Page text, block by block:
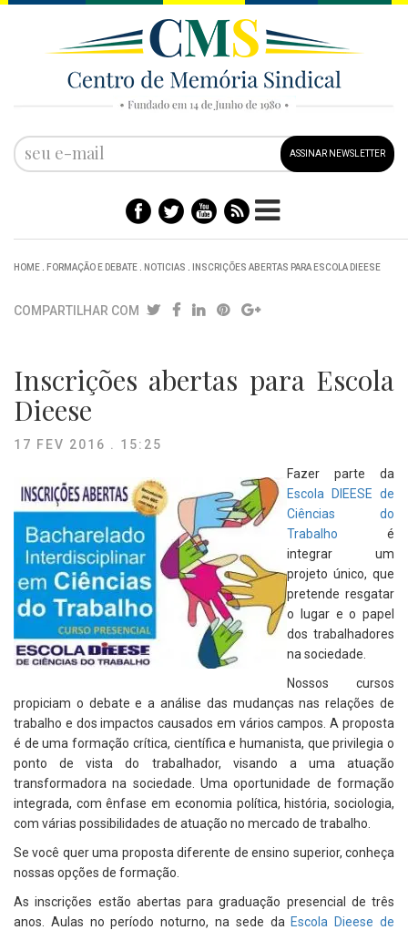
ASSINAR NEWSLETTER
HOME FORMAÇÃO E DEBATE NOTICIAS INSCRIÇÕES ABERTAS PARA ESCOLA DIEESE
COMPARTILHAR COM
Inscrições abertas para Escola
Dieese
17 FEV 2016 . 15:25
Fazer parte da
Escola DIEESE de
Ciências do
Trabalho é
integrar um
projeto único, que
pretende resgatar
o lugar e o papel
dos trabalhadores
na sociedade.
Nossos cursos
propiciam o debate e a análise das mudanças nas relações de
trabalho e dos impactos causados em vários campos. A proposta
é de uma formação crítica, científica e humanista, que privilegia o
ponto de vista do trabalhador, visando a uma atuação
transformadora na sociedade. Uma oportunidade de formação
integrada, com ênfase em economia política, história, sociologia,
com várias possibilidades de atuação no mercado de trabalho.
Se você quer uma proposta diferente de ensino superior, conheça
nossas opções de formação.
As inscrições estão abertas para graduação presencial de três
anos. Aulas no período noturno, na sede da Escola Dieese de